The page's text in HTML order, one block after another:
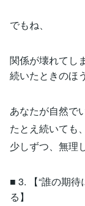
でもね、
関係が壊れてし
続いたときのほ
あなたが自然で
たとえ続いても
少しずつ、無理
■ 3. 【“誰の期
る】